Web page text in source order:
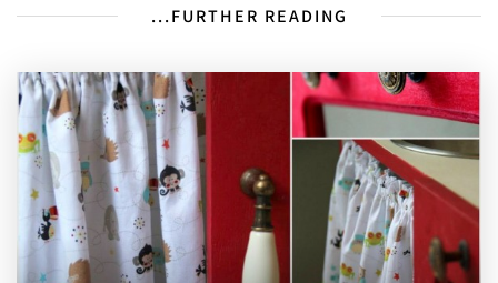
FURTHER READING...